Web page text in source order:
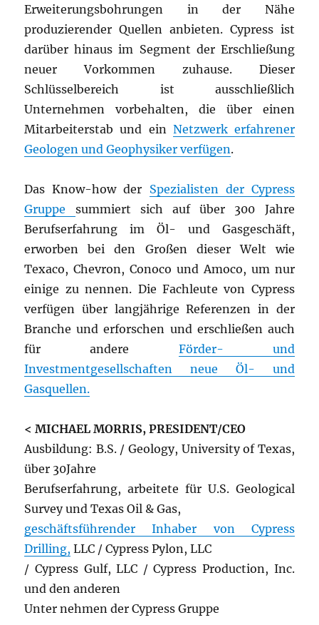
Erweiterungsbohrungen in der Nähe
produzierender Quellen anbieten. Cypress ist
darüber hinaus im Segment der Erschließung
neuer Vorkommen zuhause. Dieser
Schlüsselbereich ist ausschließlich
Unternehmen vorbehalten, die über einen
Mitarbeiterstab und ein Netzwerk erfahrener
Geologen und Geophysiker verfügen.
Das Know-how der Spezialisten der Cypress
Gruppe summiert sich auf über 300 Jahre
Berufserfahrung im Öl- und Gasgeschäft,
erworben bei den Großen dieser Welt wie
Texaco, Chevron, Conoco und Amoco, um nur
einige zu nennen. Die Fachleute von Cypress
verfügen über langjährige Referenzen in der
Branche und erforschen und erschließen auch
für andere Förder- und
Investmentgesellschaften neue Öl- und
Gasquellen.
< MICHAEL MORRIS, PRESIDENT/CEO
Ausbildung: B.S. / Geology, University of Texas,
über 30Jahre
Berufserfahrung, arbeitete für U.S. Geological
Survey und Texas Oil & Gas,
geschäftsführender Inhaber von Cypress
Drilling, LLC / Cypress Pylon, LLC
/ Cypress Gulf, LLC / Cypress Production, Inc.
und den anderen
Unter nehmen der Cypress Gruppe